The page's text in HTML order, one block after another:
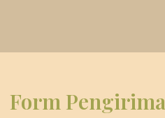
Form